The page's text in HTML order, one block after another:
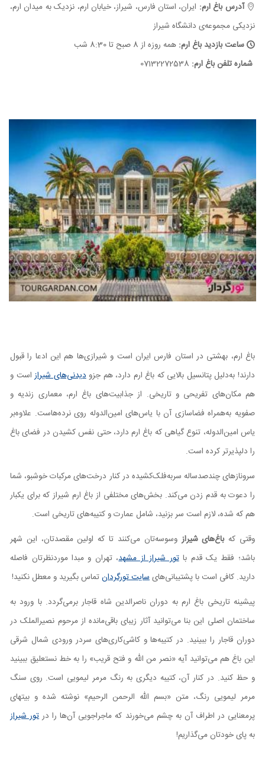
آدرس باغ ارم: ایران، استان فارس، شیراز، خیابان ارم، نزدیک به میدان ارم،
نزدیکی مجموعه‌ی دانشگاه شیراز
ساعت بازدید باغ ارم: همه روزه از 8 صبح تا 8:30 شب
شماره تلفن باغ ارم: 07132272538
باغ ارم، بهشتی در استان فارس ایران است و شیرازی‌ها هم این ادعا را قبول
دارند! به‌دلیل پتانسیل بالایی که باغ ارم دارد، هم جزودیدنی‌های شیرازاست و
هم مکان‌های تفریحی و تاریخی. از جذابیت‌های باغ ارم، معماری زندیه و
صفویه به‌همراه فضاسازی آن با یاس‌های امین‌الدوله روی نرده‌هاست. علاوه‌بر
یاس امین‌الدوله، تنوع گیاهی که باغ ارم دارد، حتی نفس کشیدن در فضای باغ
را دلپذیرتر کرده است.
سرونازهای چندصدساله سربه‌فلک‌کشیده در کنار درخت‌های مرکبات خوشبو، شما
را دعوت به قدم زدن می‌کند. بخش‌های مختلفی از باغ ارم شیراز که برای یکبار
هم که شده، لازم است سر بزنید، شامل عمارت و کتیبه‌های تاریخی است.
وقتی کهباغ‌های شیرازوسوسه‌تان می‌کنند تا که اولین مقصدتان، این شهر
باشد؛ فقط یک قدم باتور شیراز از مشهد، تهران و مبدا موردنظرتان فاصله
دارید. کافی است با پشتیبانی‌هایسایت تورگردانتماس بگیرید و معطل نکنید!
پیشینه تاریخی باغ ارم به دوران ناصرالدین شاه قاجار برمی‌گردد. با ورود به
ساختمان اصلی این بنا می‌توانید آثار زیبای باقی‌مانده از مرحوم نصیرالملک در
دوران قاجار را ببینید. در کتیبه‌ها و کاشی‌کاری‌های سردر ورودی شمال شرقی
این باغ هم می‌توانید آیه «نصر من الله و فتح قریب» را به خط نستعلیق ببینید
و حظ کنید. در کنار آن، کتیبه دیگری به رنگ مرمر لیمویی است. روی سنگ
مرمر لیمویی رنگ، متن «بسم الله الرحمن الرحیم» نوشته شده و بیت‎های
پرمعنایی در اطراف آن به چشم می‌خورند که ماجراجویی آن‌ها را درتور شیراز
به پای خودتان می‌گذاریم!